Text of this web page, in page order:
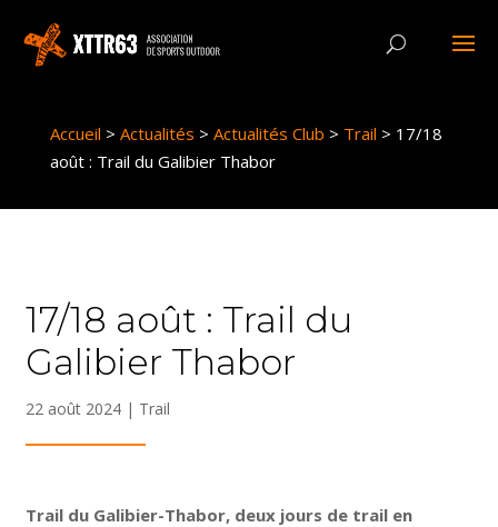
Accueil > Actualités > Actualités Club > Trail > 17/18
août : Trail du Galibier Thabor
17/18 août : Trail du
Galibier Thabor
22 août 2024| Trail
Trail du Galibier-Thabor, deux jours de trail en